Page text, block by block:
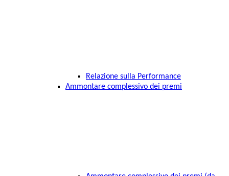
Relazione sulla Performance
Ammontare complessivo dei premi